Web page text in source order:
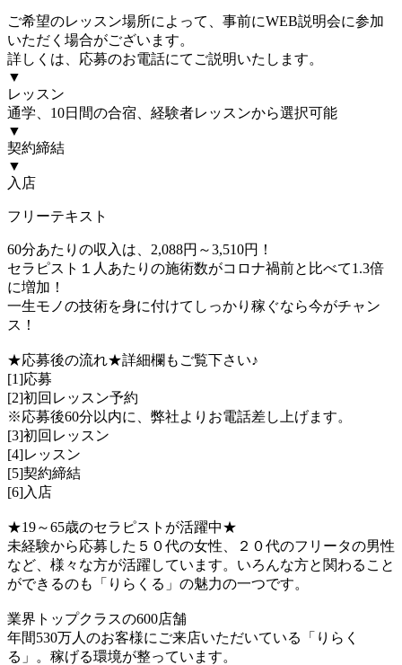
ご希望のレッスン場所によって、事前にWEB説明会に参加
いただく場合がございます。
詳しくは、応募のお電話にてご説明いたします。
▼
レッスン
通学、10日間の合宿、経験者レッスンから選択可能
▼
契約締結
▼
入店
フリーテキスト
60分あたりの収入は、2,088円～3,510円！
セラピスト１人あたりの施術数がコロナ禍前と比べて1.3倍
に増加！
一生モノの技術を身に付けてしっかり稼ぐなら今がチャン
ス！
★応募後の流れ★詳細欄もご覧下さい♪
[1]応募
[2]初回レッスン予約
※応募後60分以内に、弊社よりお電話差し上げます。
[3]初回レッスン
[4]レッスン
[5]契約締結
[6]入店
★19～65歳のセラピストが活躍中★
未経験から応募した５０代の女性、２０代のフリータの男性
など、様々な方が活躍しています。いろんな方と関わること
ができるのも「りらくる」の魅力の一つです。
業界トップクラスの600店舗
年間530万人のお客様にご来店いただいている「りらく
る」。稼げる環境が整っています。